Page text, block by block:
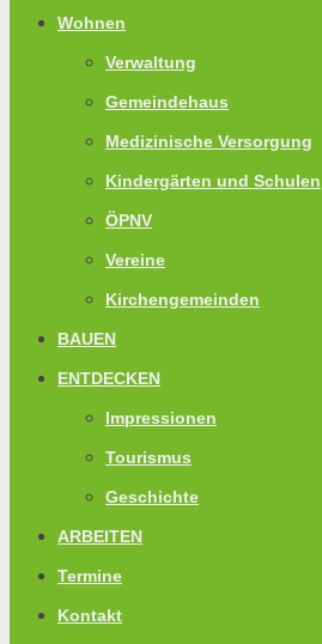
Wohnen
Verwaltung
Gemeindehaus
Medizinische Versorgung
Kindergärten und Schulen
ÖPNV
Vereine
Kirchengemeinden
BAUEN
ENTDECKEN
Impressionen
Tourismus
Geschichte
ARBEITEN
Termine
Kontakt